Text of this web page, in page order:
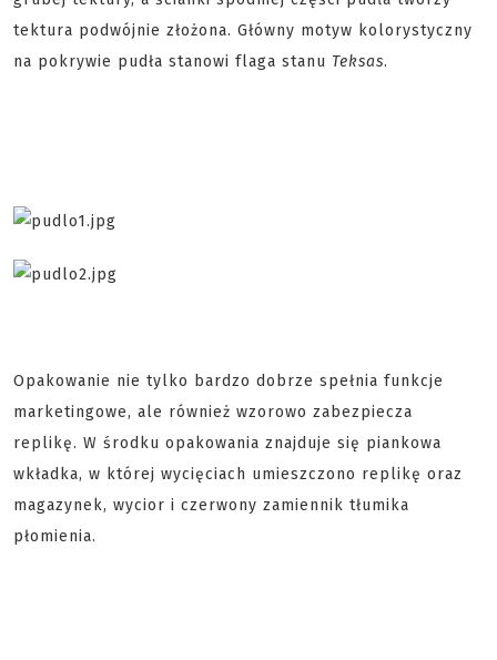
tektura podwójnie złożona. Główny motyw kolorystyczny
na pokrywie pudła stanowi flaga stanu Teksas.
Opakowanie nie tylko bardzo dobrze spełnia funkcje
marketingowe, ale również wzorowo zabezpiecza
replikę. W środku opakowania znajduje się piankowa
wkładka, w której wycięciach umieszczono replikę oraz
magazynek, wycior i czerwony zamiennik tłumika
płomienia.